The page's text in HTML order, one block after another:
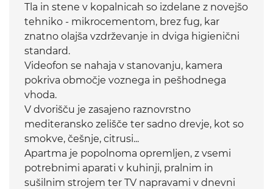
Tla in stene v kopalnicah so izdelane z novejšo
tehniko - mikrocementom, brez fug, kar
znatno olajša vzdrževanje in dviga higienični
standard.
Videofon se nahaja v stanovanju, kamera
pokriva območje voznega in pešhodnega
vhoda.
V dvorišču je zasajeno raznovrstno
mediteransko zelišče ter sadno drevje, kot so
smokve, češnje, citrusi...
Apartma je popolnoma opremljen, z vsemi
potrebnimi aparati v kuhinji, pralnim in
sušilnim strojem ter TV napravami v dnevni